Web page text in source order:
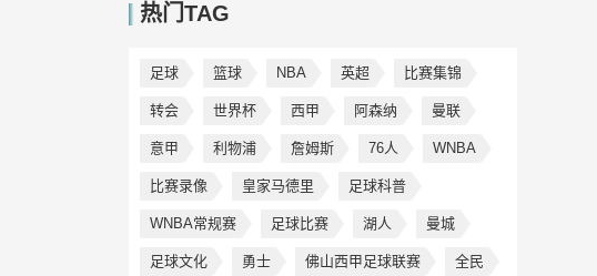
热门TAG
足球 篮球 NBA 英超 比赛集锦
转会 世界杯 西甲 阿森纳 曼联
意甲 利物浦 詹姆斯 76人 WNBA
比赛录像 皇家马德里 足球科普
WNBA常规赛 足球比赛 湖人 曼城
足球文化 勇士 佛山西甲足球联赛 全民